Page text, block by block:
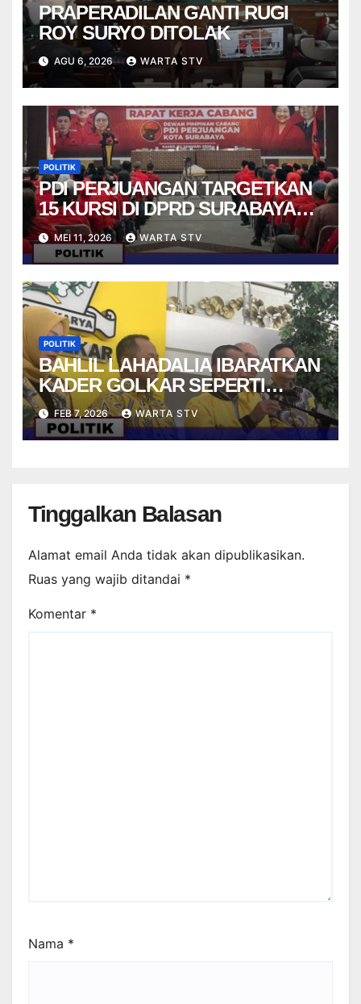
PRAPERADILAN GANTI RUGI
ROY SURYO DITOLAK
AGU 6, 2026 WARTA STV
POLITIK
PDI PERJUANGAN TARGETKAN
15 KURSI DI DPRD SURABAYA
PADA PEMILU 2029
MEI 11, 2026 WARTA STV
POLITIK
BAHLIL LAHADALIA IBARATKAN
KADER GOLKAR SEPERTI
STRIKER DALAM PERMAINAN
FUTSAL
FEB 7, 2026 WARTA STV
Tinggalkan Balasan
Alamat email Anda tidak akan dipublikasikan.
Ruas yang wajib ditandai *
Komentar *
Nama *